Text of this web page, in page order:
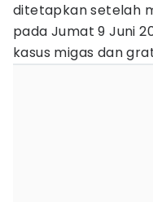
ditetapkan setelah
pada Jumat 9 Juni
kasus migas dan